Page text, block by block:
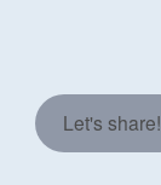
Let's share!